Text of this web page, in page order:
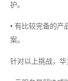
护。
• 有比较完备的产
案。
针对以上挑战，华